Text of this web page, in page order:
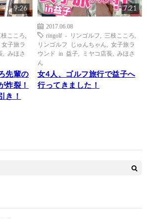
9:26
枝こころ
女子旅ラ
みほさ
先輩の
炸裂！
き！
7:21
2017.06.08
ringolf - リンゴルフ
三枝こころ
リンゴルフ じゅんちゃん
女子旅ラ
ウンド in 益子
ミヤコ店長
みほさ
ん
女4人、ゴルフ旅行で益子へ
行ってきました！